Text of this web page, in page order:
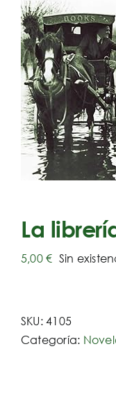
La
5,00€ Sin
SKU:4105
Categoría: